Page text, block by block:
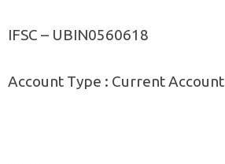
IFSC – UBIN0560618
Account Type : Current Account